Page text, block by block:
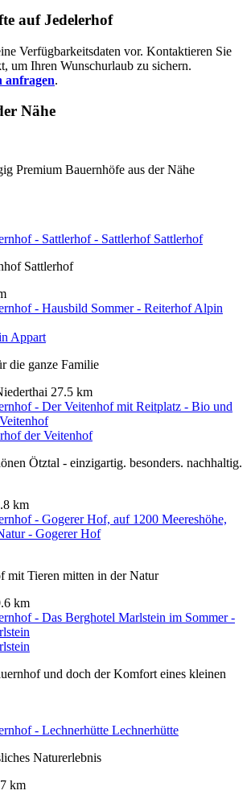
auf Jedelerhof
Verfügbarkeitsdaten vor. Kontaktieren Sie
um Ihren Wunschurlaub zu sichern.
anfragen.
Nähe
Premium Bauernhöfe aus der Nähe
Sattlerhof
Sattlerhof
Appart
die ganze Familie
27.5 km
der Veitenhof
Ötztal - einzigartig. besonders. nachhaltig.
km
mit Tieren mitten in der Natur
km
und doch der Komfort eines kleinen
Lechnerhütte
Naturerlebnis
km